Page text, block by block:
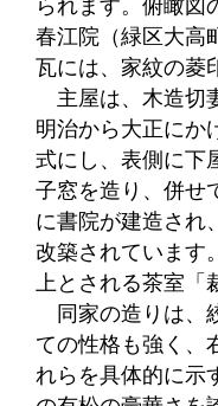
られます。俯瞰図
春江院（緑区大高
瓦には、家紋の菱
主屋は、木造切
明治から大正にか
式にし、表側に下
子窓を造り、併せ
に書院が建造され
改築されています
上とされる茶室「
同家の造りは、
ての性格も強く、
れらを具体的に示